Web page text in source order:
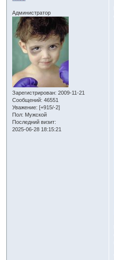
Администратор
Зарегистрирован: 2009-11-21
Сообщений: 46551
Уважение: [+915/-2]
Пол: Мужской
Последний визит:
2025-06-28 18:15:21